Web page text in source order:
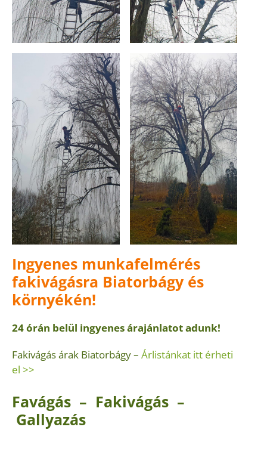
Ingyenes munkafelmérés
fakivágásra Biatorbágy és
környékén!
24 órán belül ingyenes árajánlatot adunk!
Fakivágás árak Biatorbágy – Árlistánkat itt érheti
el >>
Favágás – Fakivágás –
Gallyazás